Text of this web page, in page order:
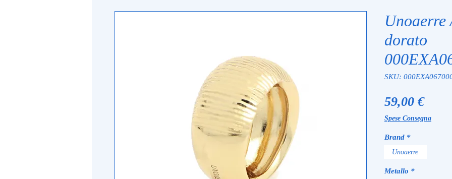
Unoaerre
dorato
SKU:
59,00 €Prezzo
Spese Consegna
Brand *
Unoaerre
Metallo *